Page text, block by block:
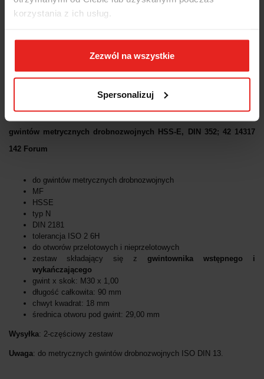
korzystania z ich usług.
Zezwól na wszystkie
Spersonalizuj
INFORMACJE DOT.
BEZPIECZEŃSTWA
OPINIE I OCENY (0)
2-częściowy zestaw gwintowników ręcznych M30 x 1,00 do
gwintów metrycznych drobnozwojnych HSS-E, DIN 352; 42 14317
142 Forum
do gwintów metrycznych drobnozwojnych
MF
HSSE
typ N
DIN 2181
tolerancja ISO 2 6H
do otworów przelotowych i nieprzelotowych
zestaw składający się z gwintownika wstępnego i
wykańczającego
gwint x skok: M30 x 1,00
długość całkowita: 90 mm
chwyt kwadrat: 18 mm
średnica otworu pod gwint: 29,00 mm
Wysyłka: 2-częściowy zestaw
Uwaga: do metrycznych gwintów drobnozwojnych ISO DIN 13.